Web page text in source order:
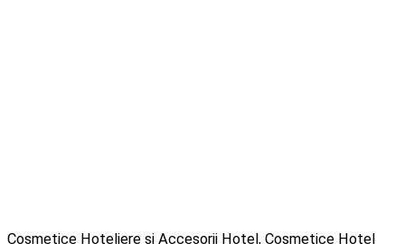
Cosmetice Hoteliere si Accesorii Hotel , Cosmetice Hotel